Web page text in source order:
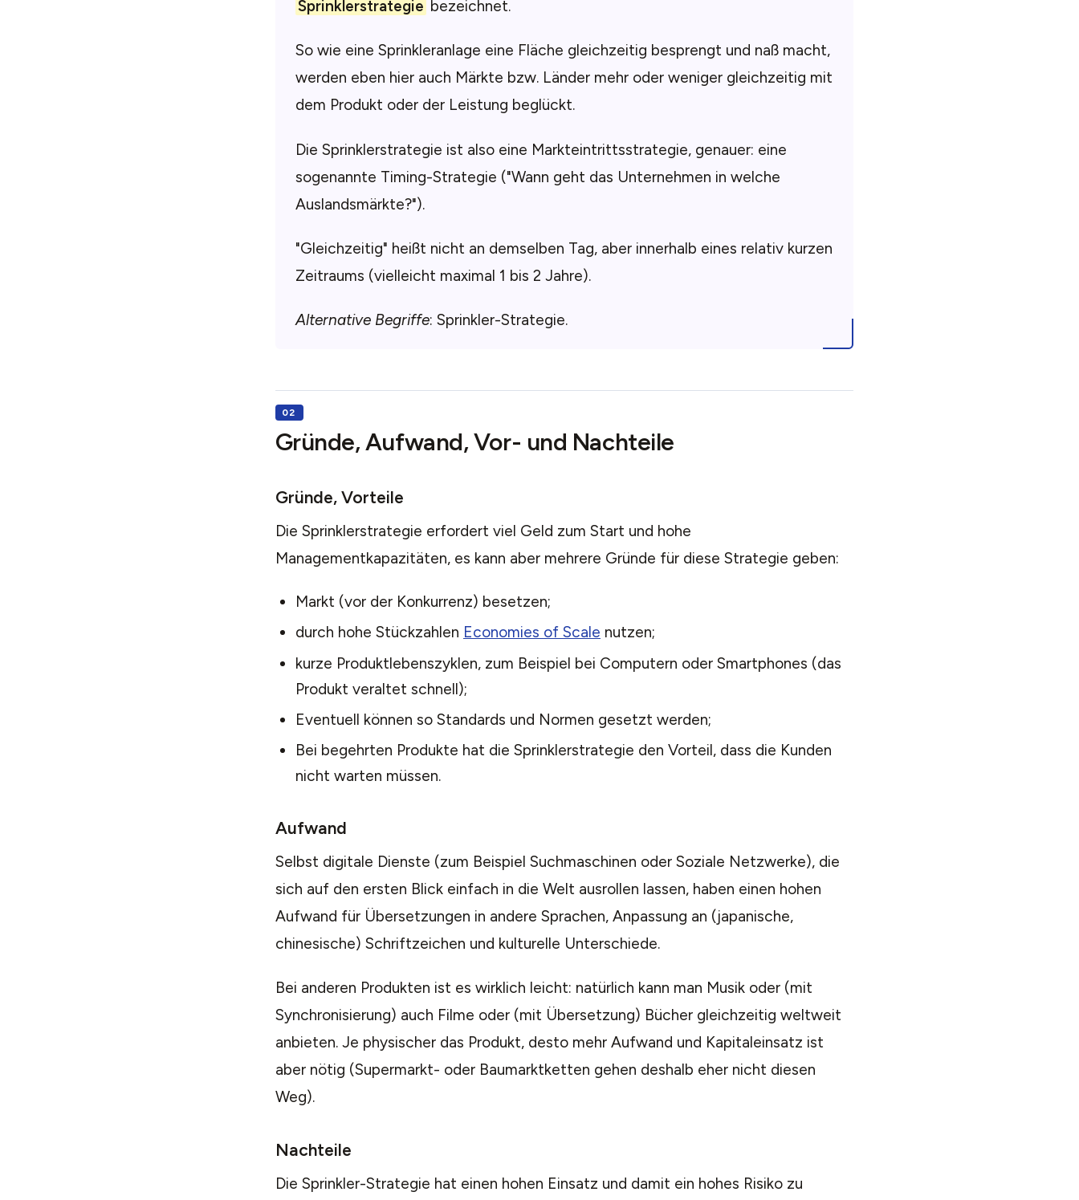
Sprinklerstrategie bezeichnet.
So wie eine Sprinkleranlage eine Fläche gleichzeitig besprengt und naß macht,
werden eben hier auch Märkte bzw. Länder mehr oder weniger gleichzeitig mit
dem Produkt oder der Leistung beglückt.
Die Sprinklerstrategie ist also eine Markteintrittsstrategie, genauer: eine
sogenannte Timing-Strategie ("Wann geht das Unternehmen in welche
Auslandsmärkte?").
"Gleichzeitig" heißt nicht an demselben Tag, aber innerhalb eines relativ kurzen
Zeitraums (vielleicht maximal 1 bis 2 Jahre).
Alternative Begriffe: Sprinkler-Strategie.
Gründe, Aufwand, Vor- und Nachteile
Gründe, Vorteile
Die Sprinklerstrategie erfordert viel Geld zum Start und hohe
Managementkapazitäten, es kann aber mehrere Gründe für diese Strategie geben:
Markt (vor der Konkurrenz) besetzen;
durch hohe Stückzahlen Economies of Scale nutzen;
kurze Produktlebenszyklen, zum Beispiel bei Computern oder Smartphones (das
Produkt veraltet schnell);
Eventuell können so Standards und Normen gesetzt werden;
Bei begehrten Produkte hat die Sprinklerstrategie den Vorteil, dass die Kunden
nicht warten müssen.
Aufwand
Selbst digitale Dienste (zum Beispiel Suchmaschinen oder Soziale Netzwerke), die
sich auf den ersten Blick einfach in die Welt ausrollen lassen, haben einen hohen
Aufwand für Übersetzungen in andere Sprachen, Anpassung an (japanische,
chinesische) Schriftzeichen und kulturelle Unterschiede.
Bei anderen Produkten ist es wirklich leicht: natürlich kann man Musik oder (mit
Synchronisierung) auch Filme oder (mit Übersetzung) Bücher gleichzeitig weltweit
anbieten. Je physischer das Produkt, desto mehr Aufwand und Kapitaleinsatz ist
aber nötig (Supermarkt- oder Baumarktketten gehen deshalb eher nicht diesen
Weg).
Nachteile
Die Sprinkler-Strategie hat einen hohen Einsatz und damit ein hohes Risiko zu